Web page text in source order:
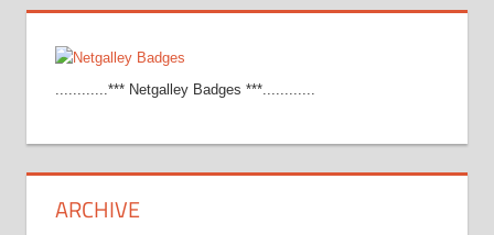
............*** Netgalley Badges ***............
ARCHIVE